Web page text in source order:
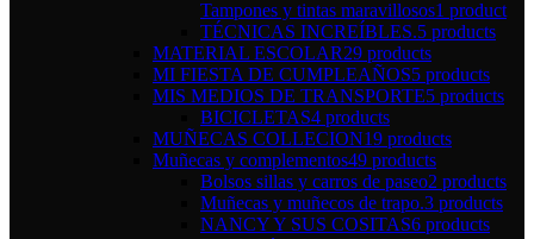
Tampones y tintas maravillosos1 product
TÉCNICAS INCREÍBLES.5 products
MATERIAL ESCOLAR29 products
MI FIESTA DE CUMPLEAÑOS5 products
MIS MEDIOS DE TRANSPORTE5 products
BICICLETAS4 products
MUÑECAS COLLECION19 products
Muñecas y complementos49 products
Bolsos sillas y carros de paseo2 products
Muñecas y muñecos de trapo.3 products
NANCY Y SUS COSITAS6 products